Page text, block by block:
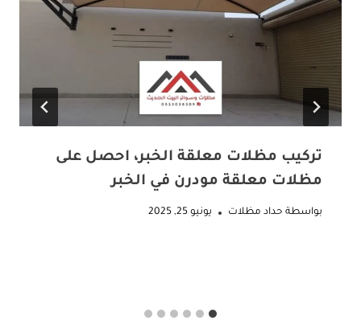
تركيب مظلات معلقة الخبر، احصل على
مظلات معلقة مودرن في الخبر
بواسطة حداد مظلات يونيو 25, 2025